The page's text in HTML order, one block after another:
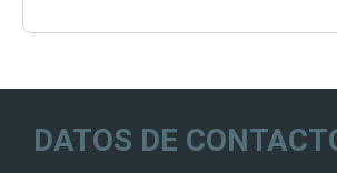
DATOS DE